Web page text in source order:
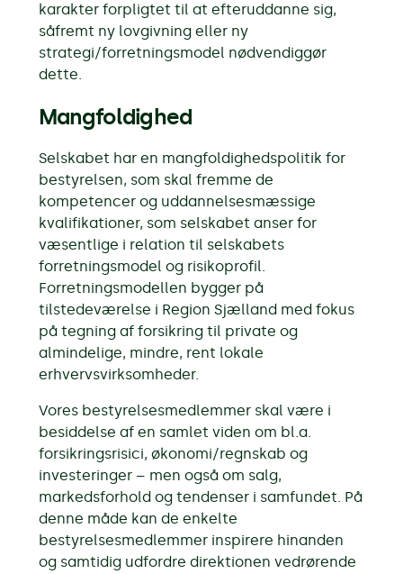
karakter forpligtet til at efteruddanne sig,
såfremt ny lovgivning eller ny
strategi/forretningsmodel nødvendiggør
dette.
Mangfoldighed
Selskabet har en mangfoldighedspolitik for
bestyrelsen, som skal fremme de
kompetencer og uddannelsesmæssige
kvalifikationer, som selskabet anser for
væsentlige i relation til selskabets
forretningsmodel og risikoprofil.
Forretningsmodellen bygger på
tilstedeværelse i Region Sjælland med fokus
på tegning af forsikring til private og
almindelige, mindre, rent lokale
erhvervsvirksomheder.
Vores bestyrelsesmedlemmer skal være i
besiddelse af en samlet viden om bl.a.
forsikringsrisici, økonomi/regnskab og
investeringer – men også om salg,
markedsforhold og tendenser i samfundet. På
denne måde kan de enkelte
bestyrelsesmedlemmer inspirere hinanden
og samtidig udfordre direktionen vedrørende